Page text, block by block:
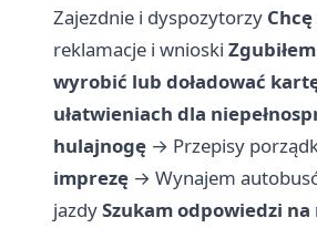
Zajezdnie i dyspozytorzy
reklamacje i wnioski
wyrobić lub doładować
ułatwieniach dla
hulajnogę → Przepisy
imprezę → Wynajem
jazdySzukam odpowiedzi